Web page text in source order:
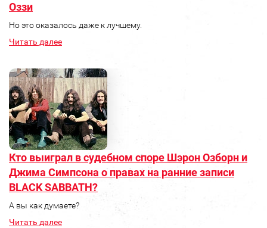
Оззи
Но это оказалось даже к лучшему.
Читать далее
Кто выиграл в судебном споре Шэрон Озборн и
Джима Симпсона о правах на ранние записи
BLACK SABBATH?
А вы как думаете?
Читать далее